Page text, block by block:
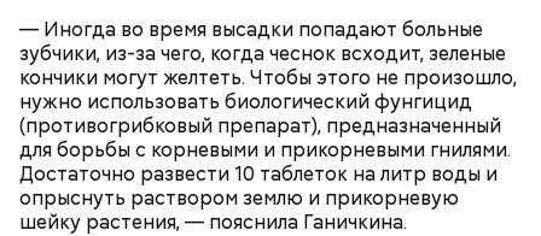
— Иногда во время высадки попадают больные
зубчики, из-за чего, когда чеснок всходит, зеленые
кончики могут желтеть. Чтобы этого не произошло,
нужно использовать биологический фунгицид
(противогрибковый препарат), предназначенный
для борьбы с корневыми и прикорневыми гнилями.
Достаточно развести 10 таблеток на литр воды и
опрыснуть раствором землю и прикорневую
шейку растения, — пояснила Ганичкина.
День малины со сливками
кабачок;
брынза;
растительное масло;
помидоры черри либо грунтовые.